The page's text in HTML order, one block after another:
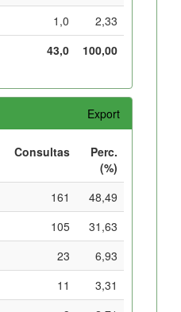
1,0
2,33
43,0
100,00
Export
Consultas
Perc.
(%)
161
48,49
105
31,63
23
6,93
11
3,31